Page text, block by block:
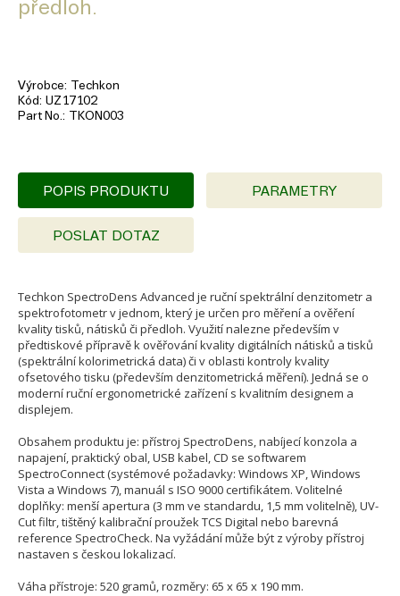
předloh.
Výrobce Techkon
Kód UZ17102
Part No. TKON003
POPIS PRODUKTU PARAMETRY
POSLAT DOTAZ
Techkon SpectroDens Advanced je ruční spektrální denzitometr a
spektrofotometr v jednom, který je určen pro měření a ověření
kvality tisků, nátisků či předloh. Využití nalezne především v
předtiskové přípravě k ověřování kvality digitálních nátisků a tisků
(spektrální kolorimetrická data) či v oblasti kontroly kvality
ofsetového tisku (především denzitometrická měření). Jedná se o
moderní ruční ergonometrické zařízení s kvalitním designem a
displejem.
Obsahem produktu je: přístroj SpectroDens, nabíjecí konzola a
napajení, praktický obal, USB kabel, CD se softwarem
SpectroConnect (systémové požadavky: Windows XP, Windows
Vista a Windows 7), manuál s ISO 9000 certifikátem. Volitelné
doplňky: menší apertura (3 mm ve standardu, 1,5 mm volitelně), UV-
Cut filtr, tištěný kalibrační proužek TCS Digital nebo barevná
reference SpectroCheck. Na vyžádání může být z výroby přístroj
nastaven s českou lokalizací.
Váha přístroje: 520 gramů, rozměry: 65 x 65 x 190 mm.